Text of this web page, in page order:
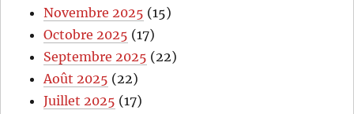
Novembre 2025 (15)
Octobre 2025 (17)
Septembre 2025 (22)
Août 2025 (22)
Juillet 2025 (17)